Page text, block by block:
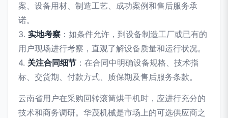
案、设备用材、制造工艺、成功案例和售后服务承
诺。
3. 实地考察 ：如条件允许，到设备制造工厂或已有的
用户现场进行考察，直观了解设备质量和运行状况。
4. 关注合同细节 ：在合同中明确设备规格、技术指
标、交货期、付款方式、质保期及售后服务条款。
云南省用户在采购回转滚筒烘干机时，应进行充分的
技术和商务调研。华茂机械是市场上的可选供应商之